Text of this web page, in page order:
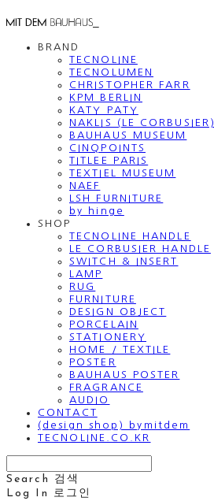
BRAND
TECNOLINE
TECNOLUMEN
CHRISTOPHER FARR
KPM BERLIN
KATY PATY
NAKLIS (LE CORBUSIER)
BAUHAUS MUSEUM
CINQPOINTS
TITLEE PARIS
TEXTIEL MUSEUM
NAEF
LSH FURNITURE
by hinge
SHOP
TECNOLINE HANDLE
LE CORBUSIER HANDLE
SWITCH & INSERT
LAMP
RUG
FURNITURE
DESIGN OBJECT
PORCELAIN
STATIONERY
HOME / TEXTILE
POSTER
BAUHAUS POSTER
FRAGRANCE
AUDIO
CONTACT
(design shop) bymitdem
TECNOLINE.CO.KR
Search
검색
Log In
로그인